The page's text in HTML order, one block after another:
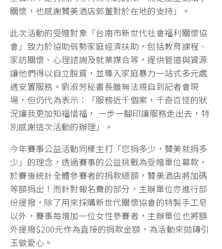
關懷，也感謝贊美酒店郭董對於在地的支持」。
此次活動的受贈對象「台南市新世代社會福利關懷協
會」致力於協助弱勢家庭經濟扶助，包括教育課程、
家訪關懷、心理諮詢及就業媒合等，提供管道與資源
讓他們得以自立脫貧，並導入家庭暴力一站式多元處
遇安置服務。劉淑芳秘書長雖無法親自到記者會現
場，但仍代為表示：「服務近千個案，千奇百怪的狀
況讓我更加知福惜福， 一步一腳印讓服務走出去，特
別感謝這次活動的辦理」。
今年賽事公益活動同樣主打「您捐多少，贊美就捐多
少」的理念，透過賽事的公益挑戰為受贈單位募款，
於賽後統計全體參賽者的捐款總額，贊美酒店將加碼
等額捐出！而針對報名費的部分，主辦單位亦進行部
份提撥，除了用來採購新世代關懷協會的特製手工皂
以外，賽事每增加一位女性參賽者，主辦單位也將額
外提撥$200元作為直接的捐款金額，為活動來拋磚引
玉做愛心。